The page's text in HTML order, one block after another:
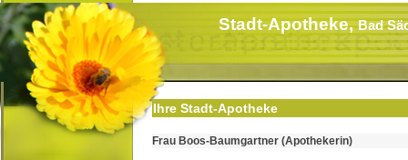
Stadt-Apotheke,Bad
Ihre Stadt-Apotheke
Frau Boos-Baumgartner (Apothekerin)